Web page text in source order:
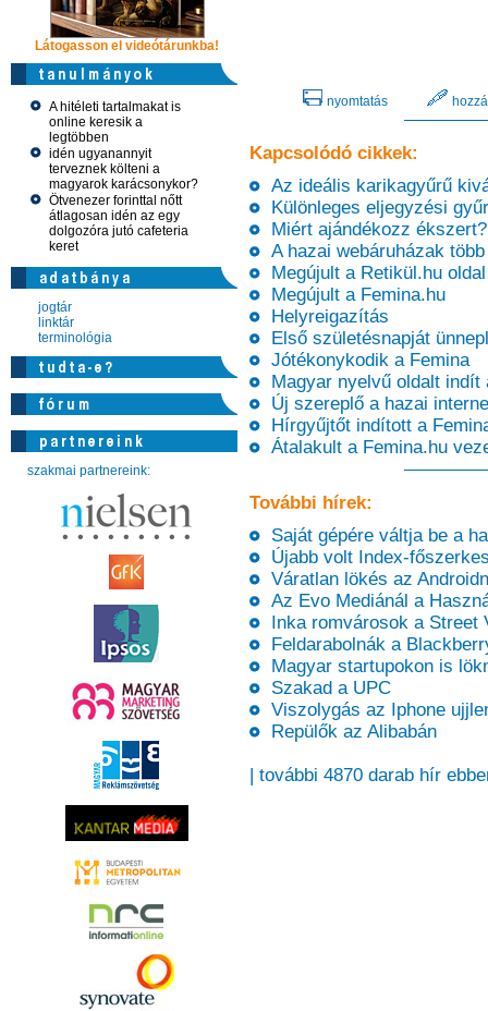
Látogasson el videótárunkba!
A hitéleti tartalmakat is
online keresik a
legtöbben
idén ugyanannyit
terveznek költeni a
magyarok karácsonykor?
Ötvenezer forinttal nőtt
átlagosan idén az egy
dolgozóra jutó cafeteria
keret
jogtár
linktár
terminológia
szakmai partnereink:
nyomtatás
Kapcsolódó cikkek:
Az ideális karikagyűrű
Különleges eljegyzési
Miért ajándékozz
A hazai webáruházak több
Megújult a Retikül.hu oldal
Megújult a Femina.hu
Helyreigazítás
Első születésnapját
Jótékonykodik a Femina
Magyar nyelvű oldalt indít
Új szereplő a hazai
Hírgyűjtőt indított a
Átalakult a Femina.hu
További hírek:
Saját gépére váltja be a
Újabb volt Index-
Váratlan lökés az
Az Evo Mediánál a
Inka romvárosok a Street
Feldarabolnák a
Magyar startupokon is
Szakad a UPC
Viszolygás az Iphone
Repülők az Alibabán
| további 4870 darab hír